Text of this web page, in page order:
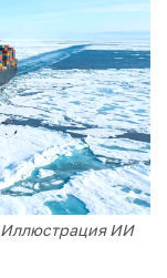
Иллюстрация ИИ